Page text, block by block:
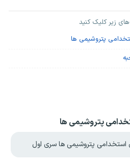
زیر کلیک کنید
پتروشیمی ها
پتروشیمی ها
استخدامی پتروشیمی ها سری اول